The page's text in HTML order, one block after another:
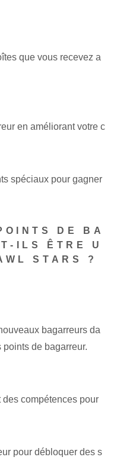
que vous recevez a
en améliorant votre c
spéciaux pour gagner
DE BA
ILS ÊTRE U
STARS ?
bagarreurs⁢ da
de bagarreur.
compétences pour
pour débloquer des s